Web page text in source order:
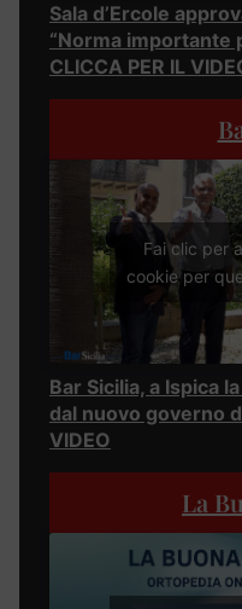
Sala d’Ercole
“Norma importante
CLICCA PER IL
Fai clic per
cookie per
Bar Sicilia, a Ispica
dal nuovo governo
VIDEO
La